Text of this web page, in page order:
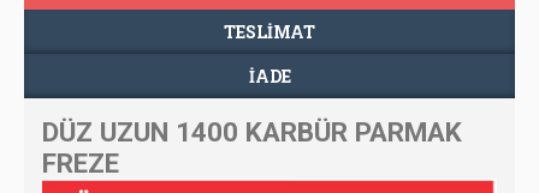
TESLIMAT
İADE
DÜZ UZUN 1400 KARBÜR PARMAK
FREZE